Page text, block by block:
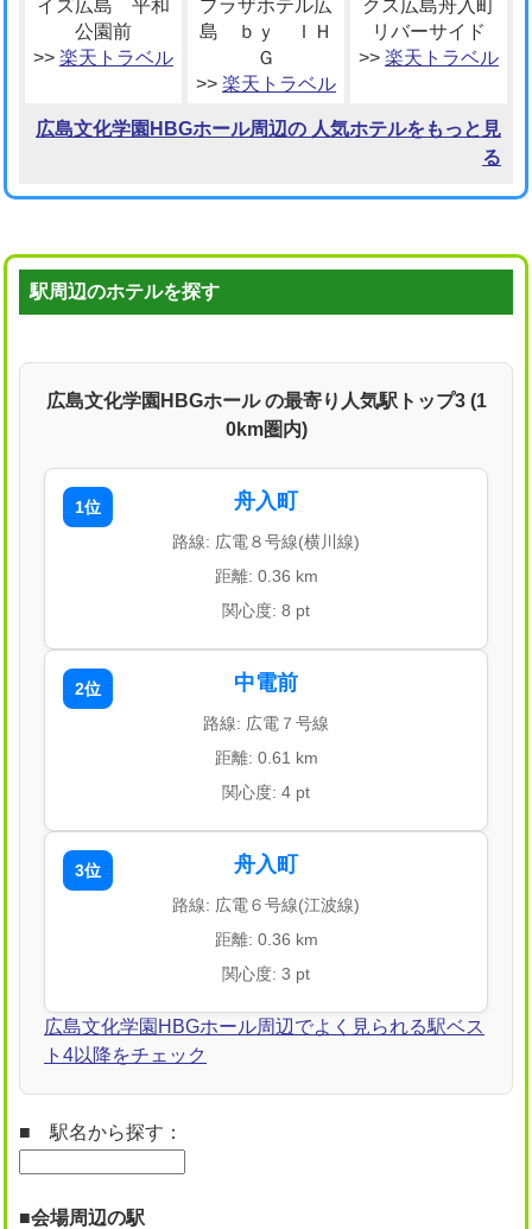
イズ広島 平和
公園前
>> 楽天トラベル
プラザホテル広
島 ｂｙ ＩＨ
Ｇ
>> 楽天トラベル
クス広島舟入町
リバーサイド
>> 楽天トラベル
広島文化学園HBGホール周辺の 人気ホテルをもっと見
る
駅周辺のホテルを探す
広島文化学園HBGホール の最寄り人気駅トップ3 (1
0km圏内)
1位 舟入町
路線: 広電８号線(横川線)
距離: 0.36 km
関心度: 8 pt
2位 中電前
路線: 広電７号線
距離: 0.61 km
関心度: 4 pt
3位 舟入町
路線: 広電６号線(江波線)
距離: 0.36 km
関心度: 3 pt
広島文化学園HBGホール周辺でよく見られる駅ベス
ト4以降をチェック
■ 駅名から探す：
■会場周辺の駅